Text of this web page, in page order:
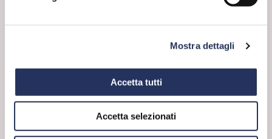
Mostra dettagli
Accetta tutti
Accetta selezionati
la conversione a basse temperature dello
strutturali che provocano la polverizzazione dei
Chi avrebbe mai detto che la disfatta napoleonica
Da I bottoni di Napoleone. Come 17 molecole hanno
cambiato la storia di Penny Le Couteur e Jay
suwww.mendeleevatavola.federchimica.it